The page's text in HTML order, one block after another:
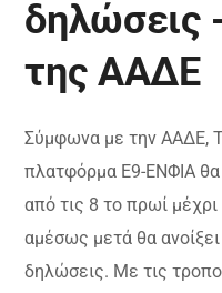
δηλώσεις
της ΑΑΔΕ
Σύμφωνα με την ΑΑΔΕ,
πλατφόρμα Ε9-ΕΝΦΙΑ θα
από τις 8 το πρωί
αμέσως μετά θα ανοίξει
δηλώσεις. Με τις